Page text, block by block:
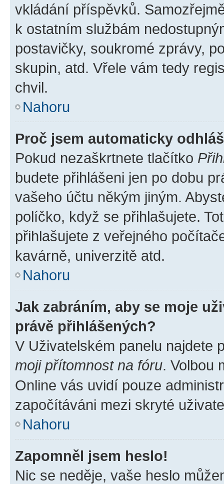
vkládání příspěvků.
k ostatním službám
postavičky, soukromé zprávy,
skupin, atd. Vřele vám tedy
chvil.
Nahoru
Proč jsem automaticky
Pokud nezaškrtnete tlačítko
budete přihlášeni jen po dobu
vašeho účtu někým jiným.
políčko, když se přihlašujete.
přihlašujete z veřejného
kavárně, univerzitě atd.
Nahoru
Jak zabráním, aby se moje
právě přihlášených?
V Uživatelském panelu najdete
moji přítomnost na fóru. Volbou
Online vás uvidí pouze
započítáváni mezi skryté
Nahoru
Zapomněl jsem heslo!
Nic se neděje, vaše heslo